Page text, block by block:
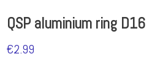
QSP aluminium ring D16
€2.99